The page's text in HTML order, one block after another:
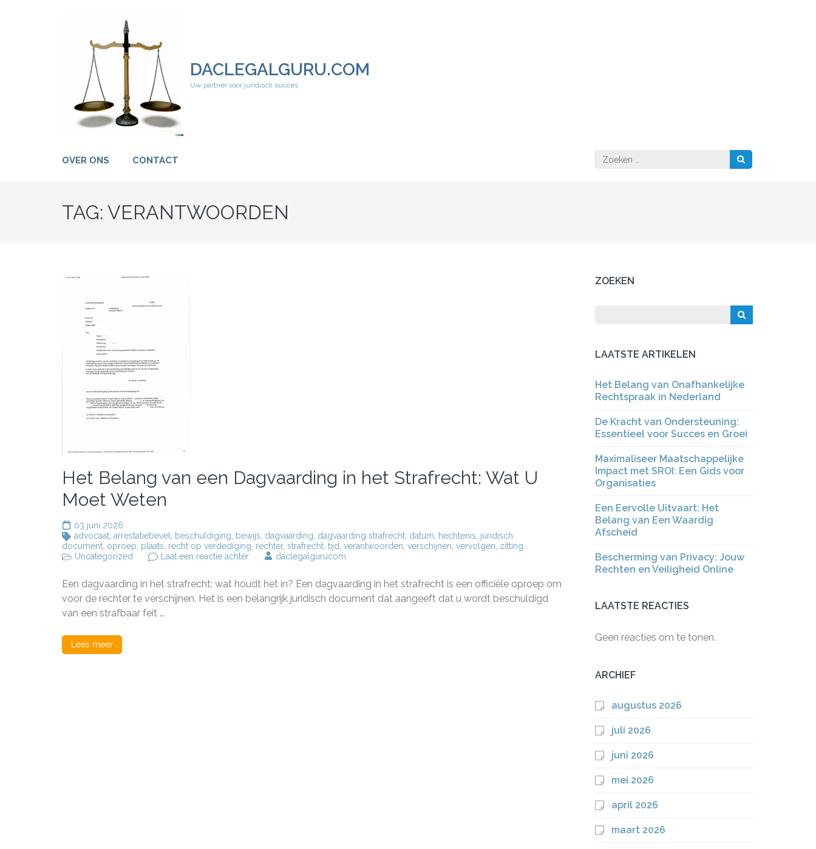
DACLEGALGURU.COM
Uw partner voor juridisch succes
OVER ONS CONTACT
Zoeken
naar:
TAG: VERANTWOORDEN
Het Belang van een Dagvaarding in het Strafrecht: Wat U
Moet Weten
03 juni 2026
advocaat arrestatiebevel beschuldiging bewijs dagvaarding dagvaarding strafrecht datum hechtenis juridisch
document oproep plaats recht op verdediging rechter, strafrecht tijd verantwoorden verschijnen vervolgen zitting
Uncategorized
Laat een reactie achterop
van
een
Dagvaarding
daclegalgurucom
Een dagvaarding in het strafrecht: wat houdt het in? Een dagvaarding in het strafrecht is een officiële oproep om
voor de rechter te verschijnen. Het is een belangrijk juridisch document dat aangeeft dat u wordt beschuldigd
van een strafbaar feit …
Lees meer
ZOEKEN
LAATSTE ARTIKELEN
Het Belang van Onafhankelijke
Rechtspraak in Nederland
De Kracht van Ondersteuning:
Essentieel voor Succes en Groei
Maximaliseer Maatschappelijke
Impact met SROI: Een Gids voor
Organisaties
Een Eervolle Uitvaart: Het
Belang van Een Waardig
Afscheid
Bescherming van Privacy: Jouw
Rechten en Veiligheid Online
LAATSTE REACTIES
Geen reacties om te tonen.
ARCHIEF
augustus 2026
juli 2026
juni 2026
mei 2026
april 2026
maart 2026